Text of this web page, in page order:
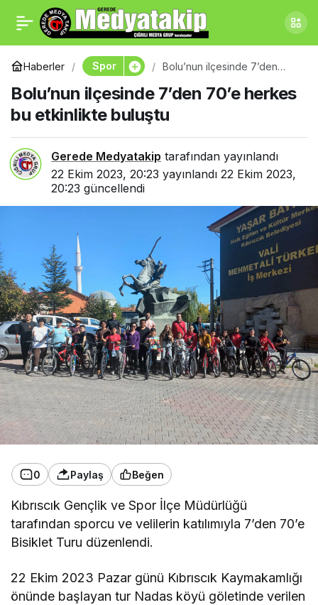
Haberler Spor
Bolu’nun ilçesinde 7’den
buluştu
Bolu’nun ilçesinde 7’den 70’e herkes
bu etkinlikte buluştu
Gerede Medyatakip tarafından yayınlandı
22 Ekim 2023, 20:23 yayınlandı 22 Ekim 2023,
20:23 güncellendi
0 Paylaş Beğen
Kıbrıscık Gençlik ve Spor İlçe Müdürlüğü
tarafından sporcu ve velilerin katılımıyla 7’den 70’e
Bisiklet Turu düzenlendi.
22 Ekim 2023 Pazar günü Kıbrıscık Kaymakamlığı
önünde başlayan tur Nadas köyü göletinde verilen
Boluspor Giresunspor’u
yenerken, makus talihini
de yendi
Paylaş